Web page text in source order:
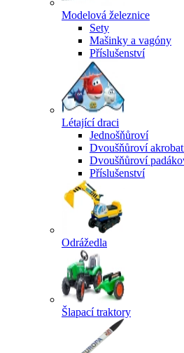
Modelová železnice
Sety
Mašinky a vagóny
Příslušenství
Létající draci
Jednošňůroví
Dvoušňůroví
Dvoušňůroví
Příslušenství
Odrážedla
Šlapací traktory